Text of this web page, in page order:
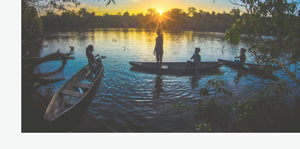
Kevin-Arce-
DanielPinedo